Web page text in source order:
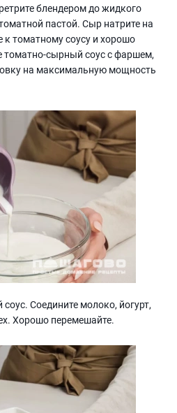
блендером до жидкого
пастой. Сыр натрите на
к томатному соусу и хорошо
томатно-сырный соус с фаршем,
на максимальную мощность
Соедините молоко, йогурт,
Хорошо перемешайте.